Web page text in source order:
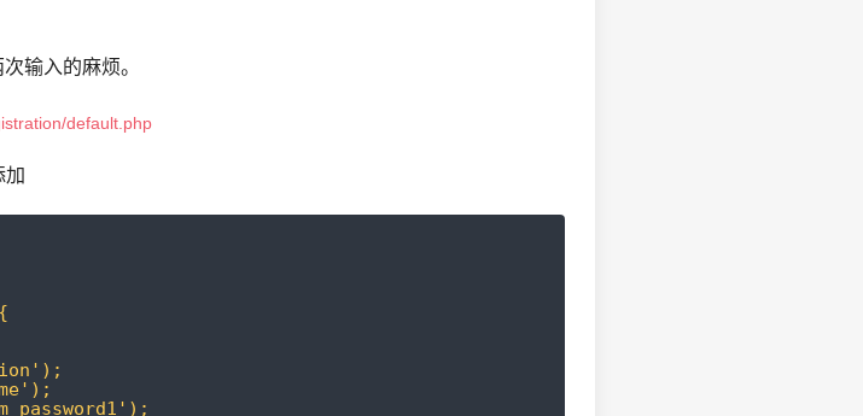
输入的麻烦。
default.php
加